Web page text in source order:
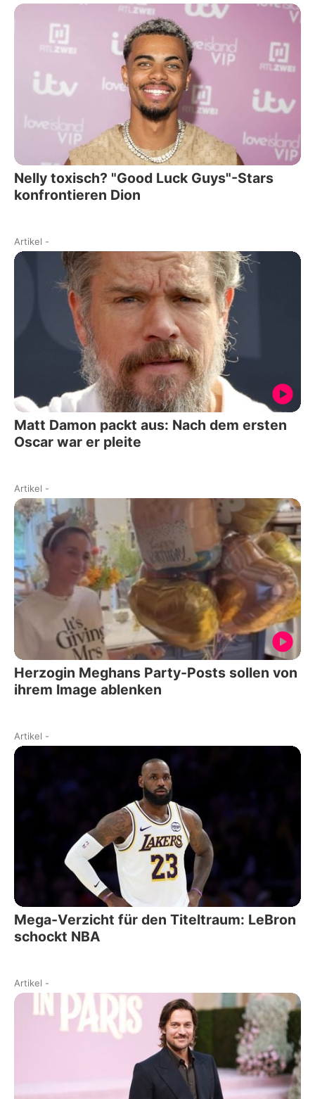
Nelly toxisch? "Good Luck Guys"-Stars
konfrontieren Dion
Artikel -
Matt Damon packt aus: Nach dem ersten
Oscar war er pleite
Artikel -
Herzogin Meghans Party-Posts sollen von
ihrem Image ablenken
Artikel -
Mega-Verzicht für den Titeltraum: LeBron
schockt NBA
Artikel -